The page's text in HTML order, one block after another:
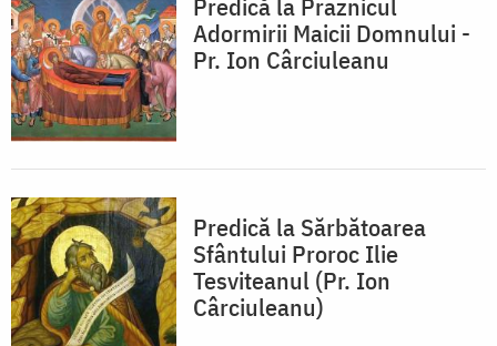
Predică la Praznicul
Adormirii Maicii Domnului -
Pr. Ion Cârciuleanu
Predică la Sărbătoarea
Sfântului Proroc Ilie
Tesviteanul (Pr. Ion
Cârciuleanu)